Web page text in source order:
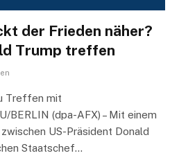
der Frieden näher?
Trump treffen
Treffen mit
BERLIN (dpa-AFX) – Mit einem
US-Präsident Donald
Staatschef…